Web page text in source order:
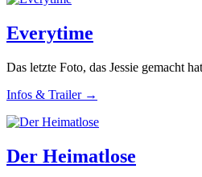
Everytime
Das letzte Foto, das Jessie gemacht
Infos & Trailer →
Der Heimatlose